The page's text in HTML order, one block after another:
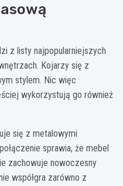
z listy najpopularniejszych
Kojarzy się z
stylem. Nic więc
wykorzystują go również
się z metalowymi
sprawia, że mebel
zachowuje nowoczesny
współgra zarówno z